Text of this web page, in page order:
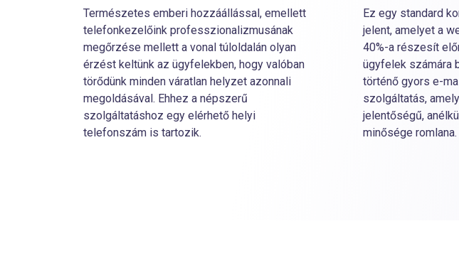
Természetes emberi hozzáállással, emellett
telefonkezelőink professzionalizmusának
megőrzése mellett a vonal túloldalán olyan
érzést keltünk az ügyfelekben, hogy valóban
törődünk minden váratlan helyzet azonnali
megoldásával. Ehhez a népszerű
szolgáltatáshoz egy elérhető helyi
telefonszám is tartozik.
Ez egy standard
jelent, amelyet a
40%-a részesít
ügyfelek számára
történő gyors e-
szolgáltatás,
jelentőségű,
minősége romlana.